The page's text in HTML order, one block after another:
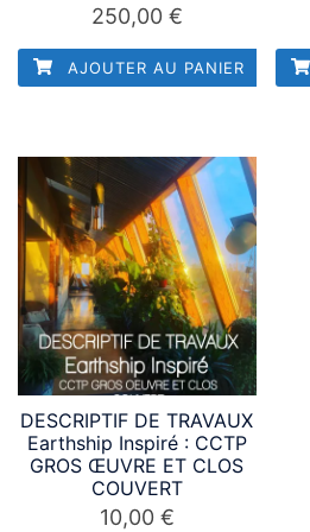
250,00 €
AJOUTER AU PANIER
DESCRIPTIF DE TRAVAUX
Earthship Inspiré : CCTP
GROS ŒUVRE ET CLOS
COUVERT
10,00 €